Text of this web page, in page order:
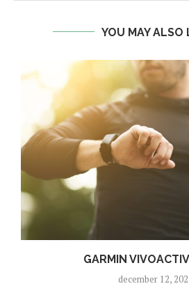
YOU MAY ALSO
GARMIN
december 12,